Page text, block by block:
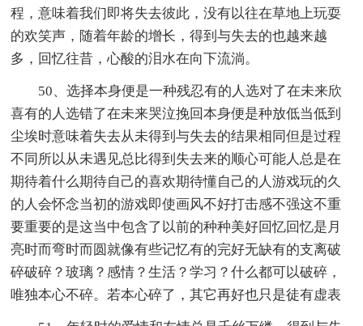
程，意味着我们即将失去彼此，没有以往在草地上玩耍
的欢笑声，随着年龄的增长，得到与失去的也越来越
多，回忆往昔，心酸的泪水在向下流淌。
50、选择本身便是一种残忍有的人选对了在未来欣
喜有的人选错了在未来哭泣挽回本身便是种放低当低到
尘埃时意味着失去从未得到与失去的结果相同但是过程
不同所以从未遇见总比得到失去来的顺心可能人总是在
期待着什么期待自己的喜欢期待懂自己的人游戏玩的久
的人会怀念当初的游戏即使画风不好打击感不强这不重
要重要的是这当中包含了以前的种种美好回忆回忆是月
亮时而弯时而圆就像有些记忆有的完好无缺有的支离破
碎破碎？玻璃？感情？生活？学习？什么都可以破碎，
唯独本心不碎。若本心碎了，其它再好也只是徒有虚表